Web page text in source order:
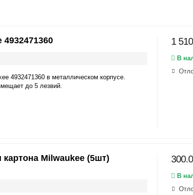
4932471360 в металлическом корпусе.
до 5 лезвий.
1
В
Milwaukee (5шт)
В